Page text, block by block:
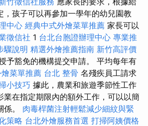
，孩子可以再參加一學年的幼兒園教
中心 經典中式外燴菜單推薦 家長可以
徵信社 1 台北台胞證辦理中心 專業推
驟說明 精選外燴推薦指南 新竹高評價
予豁免的機構提交申請。 平均每年有
菜單推薦 台北 整骨 名殘疾員工請求
小技巧 據此，農業和旅遊季節性工作
業在指定期限內的額外工作，可以以簡
係。 肉毒桿菌注射輕鬆減少細紋與緊
策略 台北外燴服務首選 打掃阿姨價格